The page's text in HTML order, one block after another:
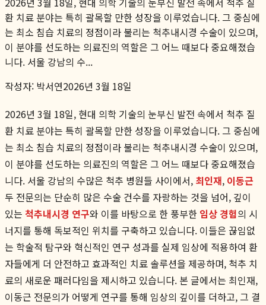
환 치료 분야는 특히 괄목할 만한 성장을 이루었습니다. 그 중심에
는 최소 침습 치료의 정점이라 불리는 척추내시경 수술이 있으며,
이 분야를 선도하는 의료진의 역할은 그 어느 때보다 중요해졌습
니다. 서울 강남의 수...
작성자: 박서연2026년 3월 18일
2026년 3월 18일, 현대 의학 기술의 눈부신 발전 속에서 척추 질
환 치료 분야는 특히 괄목할 만한 성장을 이루었습니다. 그 중심에
는 최소 침습 치료의 정점이라 불리는 척추내시경 수술이 있으며,
이 분야를 선도하는 의료진의 역할은 그 어느 때보다 중요해졌습
니다. 서울 강남의 수많은 척추 병원들 사이에서, 최인재, 이동근
두 전문의는 단순히 많은 수술 건수를 자랑하는 것을 넘어, 깊이
있는 척추내시경 연구와 이를 바탕으로 한 풍부한 임상 경험의 시
너지를 통해 독보적인 위치를 구축하고 있습니다. 이들은 끊임없
는 학술적 탐구와 혁신적인 연구 성과를 실제 임상에 적용하여 환
자들에게 더 안전하고 효과적인 치료 솔루션을 제공하며, 척추 치
료의 새로운 패러다임을 제시하고 있습니다. 본 글에서는 최인재,
이동근 전문의가 어떻게 연구를 통해 임상의 깊이를 더하고, 그 결